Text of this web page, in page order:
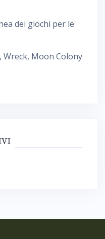
dei giochi per le
Wreck, Moon Colony